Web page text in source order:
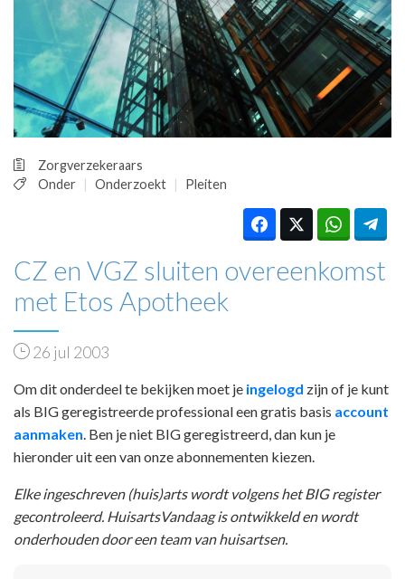
PRAKTIJKZAKEN
TARIEVEN
VPHUISARTSEN
MEDISCHE VAKHANDEL
INLOGGEN
Zorgverzekeraars
Onder
Onderzoekt Pleiten
CZ en VGZ sluiten overeenkomst
met Etos Apotheek
26 jul 2003
Om dit onderdeel te bekijken moet je ingelogd zijn of je kunt
als BIG geregistreerde professional een gratis basis account
aanmaken. Ben je niet BIG geregistreerd, dan kun je
hieronder uit een van onze abonnementen kiezen.
Elke ingeschreven (huis)arts wordt volgens het BIG register
gecontroleerd. HuisartsVandaag is ontwikkeld en wordt
onderhouden door een team van huisartsen.